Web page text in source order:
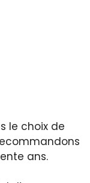
le choix de
ans.